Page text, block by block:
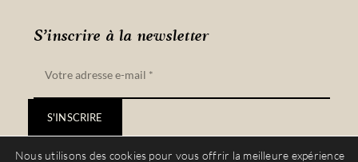
S’inscrire à la newsletter
S'INSCRIRE
Nous utilisons des cookies pour vous offrir la meilleure expérience